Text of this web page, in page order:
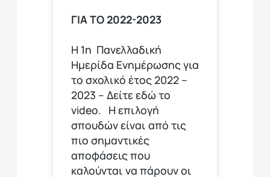
ΓΙΑ ΤΟ 2022-2023
Η 1η Πανελλαδική
Ημερίδα Ενημέρωσης για
το σχολικό έτος 2022 –
2023 – Δείτε εδώ το
video. Η επιλογή
σπουδών είναι από τις
πιο σημαντικές
αποφάσεις που
καλούνται να πάρουν οι